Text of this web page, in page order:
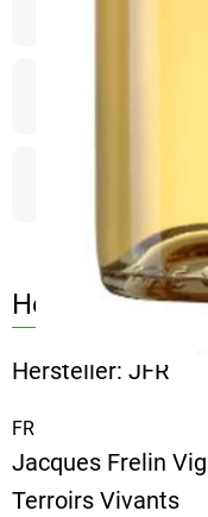
Herkunft
Hersteller: JFR
FR
Jacques Frelin
Terroirs Vivants